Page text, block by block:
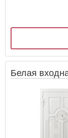
Белая